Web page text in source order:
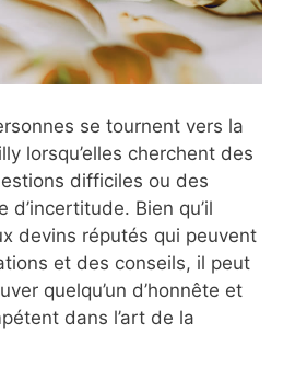
se tournent vers la
lorsqu’elles cherchent des
difficiles ou des
d’incertitude. Bien qu’il
devins réputés qui peuvent
et des conseils, il peut
quelqu’un d’honnête et
dans l’art de la